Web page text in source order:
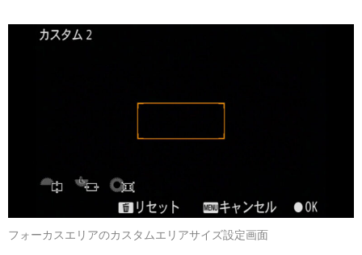
フォーカスエリアのカスタムエリアサイズ設定画面